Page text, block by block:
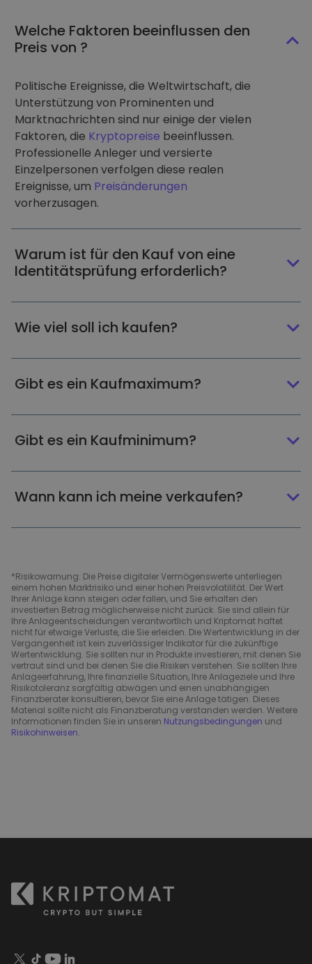
Welche Faktoren beeinflussen den
Preis von ?
Politische Ereignisse, die Weltwirtschaft, die
Unterstützung von Prominenten und
Marktnachrichten sind nur einige der vielen
Faktoren, die Kryptopreise beeinflussen.
Professionelle Anleger und versierte
Einzelpersonen verfolgen diese realen
Ereignisse, um Preisänderungen
vorherzusagen.
Warum ist für den Kauf von eine
Identitätsprüfung erforderlich?
Wie viel soll ich kaufen?
Gibt es ein Kaufmaximum?
Gibt es ein Kaufminimum?
Wann kann ich meine verkaufen?
*Risikowarnung: Die Preise digitaler Vermögenswerte unterliegen
einem hohen Marktrisiko und einer hohen Preisvolatilität. Der Wert
Ihrer Anlage kann steigen oder fallen, und Sie erhalten den
investierten Betrag möglicherweise nicht zurück. Sie sind allein für
Ihre Anlageentscheidungen verantwortlich und Kriptomat haftet
nicht für etwaige Verluste, die Sie erleiden. Die Wertentwicklung in der
Vergangenheit ist kein zuverlässiger Indikator für die zukünftige
Wertentwicklung. Sie sollten nur in Produkte investieren, mit denen Sie
vertraut sind und bei denen Sie die Risiken verstehen. Sie sollten Ihre
Anlageerfahrung, Ihre finanzielle Situation, Ihre Anlageziele und Ihre
Risikotoleranz sorgfältig abwägen und einen unabhängigen
Finanzberater konsultieren, bevor Sie eine Anlage tätigen. Dieses
Material sollte nicht als Finanzberatung verstanden werden. Weitere
Informationen finden Sie in unseren Nutzungsbedingungen und
Risikohinweisen.